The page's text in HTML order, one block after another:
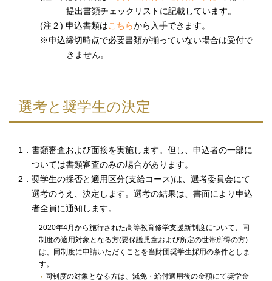
提出書類チェックリストに記載しています。
(注２) 申込書類はこちらから入手できます。
※申込締切時点で必要書類が揃っていない場合は受付で
きません。
選考と奨学生の決定
1．書類審査および面接を実施します。但し、申込者の一部に
ついては書類審査のみの場合があります。
2．奨学生の採否と適用区分(支給コース)は、選考委員会にて
選考のうえ、決定します。選考の結果は、書面により申込
者全員に通知します。
2020年4月から施行された高等教育修学支援新制度について、同
制度の適用対象となる方(要保護児童および所定の世帯所得の方)
は、同制度に申請いただくことを当財団奨学生採用の条件としま
す。
同制度の対象となる方は、減免・給付適用後の金額にて奨学金